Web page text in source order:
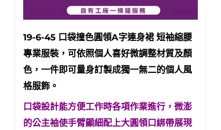
19-6-45口袋撞色圓領A字連身裙 短袖縮腰
專業服裝，可依照個人喜好微調整材質及顏
色，一件即可量身訂製成獨一無二的個人風
格服飾。
口袋設計能方便工作時各項作業進行，微澎
的公主袖使手臂顯細配上大圓領口綁帶展現